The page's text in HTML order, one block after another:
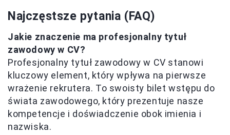
Najczęstsze pytania (FAQ)
Jakie znaczenie ma profesjonalny tytuł
zawodowy w CV?
Profesjonalny tytuł zawodowy w CV stanowi
kluczowy element, który wpływa na pierwsze
wrażenie rekrutera. To swoisty bilet wstępu do
świata zawodowego, który prezentuje nasze
kompetencje i doświadczenie obok imienia i
nazwiska.